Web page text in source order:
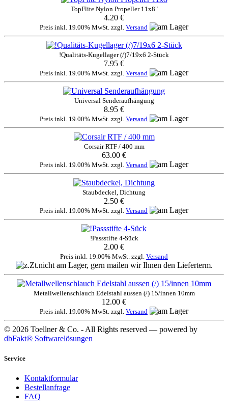
TopFlite Nylon Propeller 11x8"
4.20 €
Preis inkl. 19.00% MwSt. zzgl. Versand
!Qualitäts-Kugellager (/)7/19x6 2-Stück
7.95 €
Preis inkl. 19.00% MwSt. zzgl. Versand
Universal Senderaufhängung
8.95 €
Preis inkl. 19.00% MwSt. zzgl. Versand
Corsair RTF / 400 mm
63.00 €
Preis inkl. 19.00% MwSt. zzgl. Versand
Staubdeckel, Dichtung
2.50 €
Preis inkl. 19.00% MwSt. zzgl. Versand
!Passstifte 4-Sück
2.00 €
Preis inkl. 19.00% MwSt. zzgl. Versand
Metallwellenschlauch Edelstahl aussen (/) 15/innen 10mm
12.00 €
Preis inkl. 19.00% MwSt. zzgl. Versand
© 2026 Toellner & Co. - All Rights reserved — powered by
dbFakt® Softwarelösungen
Service
Kontaktformular
Bestellanfrage
FAQ